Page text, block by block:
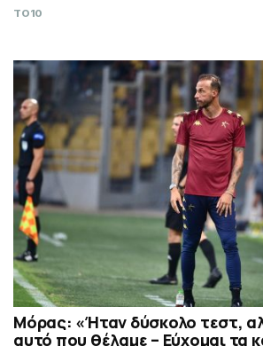
TO10
Μόρας: «Ήταν δύσκολο τεστ,
αυτό που θέλαμε – Εύχομαι τα